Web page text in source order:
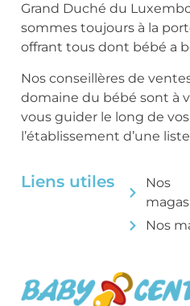
Grand Duché du
sommes toujours à la
offrant tous dont bébé a
Nos conseillères de
domaine du bébé sont à
vous guider le long de
l’établissement d’une
Liens utiles
Nos
Nos